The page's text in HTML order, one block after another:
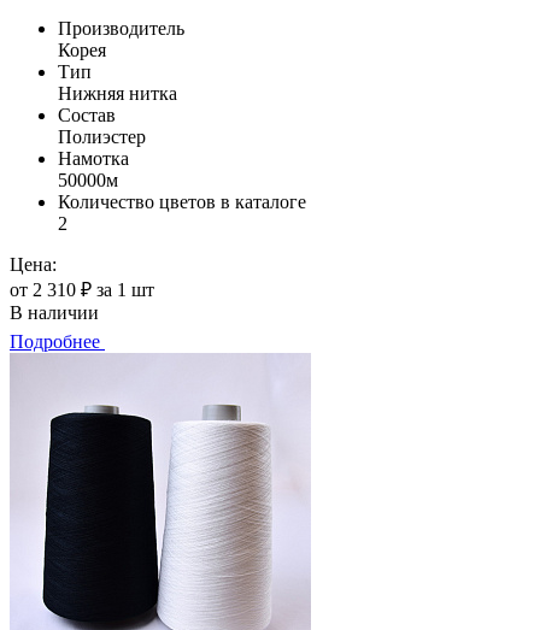
Производитель
Корея
Тип
Нижняя нитка
Состав
Полиэстер
Намотка
50000м
Количество цветов в каталоге
2
Цена:
от 2 310 ₽ за 1 шт
В наличии
Подробнее